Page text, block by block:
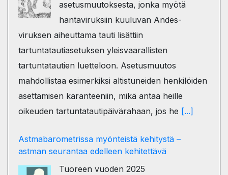
asetusmuutoksesta, jonka myötä
hantaviruksiin kuuluvan Andes-
viruksen aiheuttama tauti lisättiin
tartuntatautiasetuksen yleisvaarallisten
tartuntatautien luetteloon. Asetusmuutos
mahdollistaa esimerkiksi altistuneiden henkilöiden
asettamisen karanteeniin, mikä antaa heille
oikeuden tartuntatautipäivärahaan, jos he [...]
Astmabarometrissa myönteistä kehitystä –
astman seurantaa edelleen kehitettävä
Tuoreen vuoden 2025